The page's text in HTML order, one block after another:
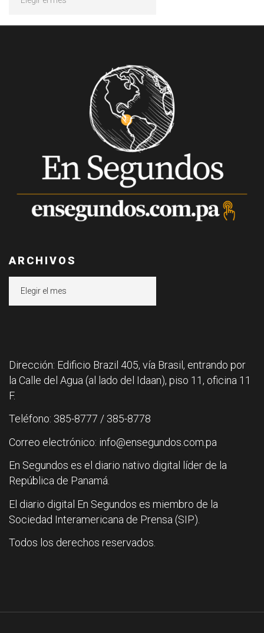
ARCHIVOS
Dirección: Edificio Brazil 405, vía Brasil, entrando por
la Calle del Agua (al lado del Idaan), piso 11, oficina 11
F.
Teléfono: 385-8777 / 385-8778
Correo electrónico: info@ensegundos.com.pa
En Segundos es el diario nativo digital líder de la
República de Panamá.
El diario digital En Segundos es miembro de la
Sociedad Interamericana de Prensa (SIP).
Todos los derechos reservados.